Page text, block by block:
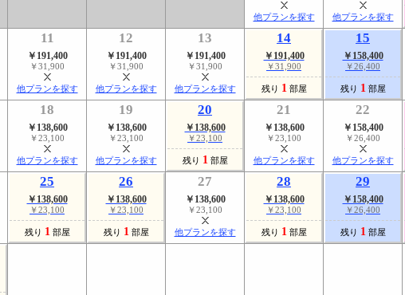
他プランを探す 他プランを探す
11
￥191,400
￥31,900
他プランを探す
12
￥191,400
￥31,900
他プランを探す
13
￥191,400
￥31,900
他プランを探す
14
￥191,400
￥31,900
残り 1 部屋
15
￥158,400
￥26,400
残り 1 部屋
18
￥138,600
￥23,100
他プランを探す
19
￥138,600
￥23,100
他プランを探す
20
￥138,600
￥23,100
残り 1 部屋
21
￥138,600
￥23,100
他プランを探す
22
￥158,400
￥26,400
他プランを探す
25
￥138,600
￥23,100
残り 1 部屋
26
￥138,600
￥23,100
残り 1 部屋
27
￥138,600
￥23,100
他プランを探す
28
￥138,600
￥23,100
残り 1 部屋
29
￥158,400
￥26,400
残り 1 部屋